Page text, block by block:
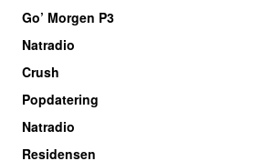
Go’ Morgen P3
Natradio
Crush
Popdatering
Natradio
Residensen